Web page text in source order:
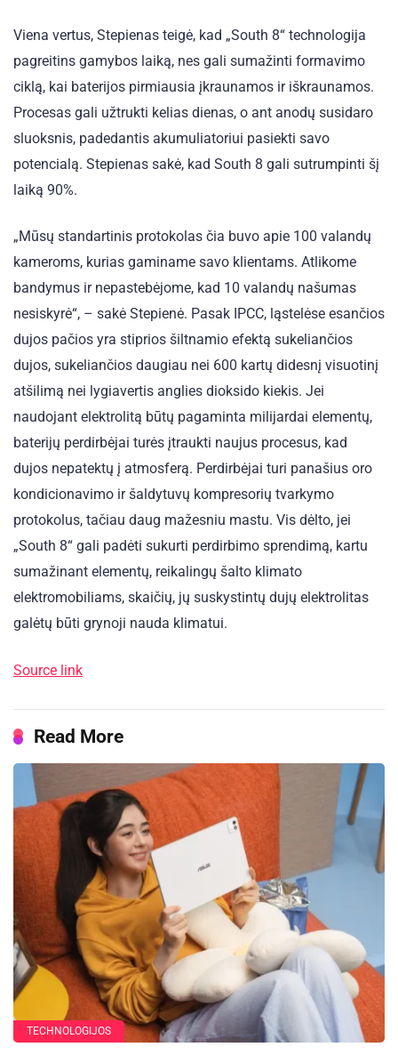
Viena vertus, Stepienas teigė, kad „South 8“ technologija
pagreitins gamybos laiką, nes gali sumažinti formavimo
ciklą, kai baterijos pirmiausia įkraunamos ir iškraunamos.
Procesas gali užtrukti kelias dienas, o ant anodų susidaro
sluoksnis, padedantis akumuliatoriui pasiekti savo
potencialą. Stepienas sakė, kad South 8 gali sutrumpinti šį
laiką 90%.
„Mūsų standartinis protokolas čia buvo apie 100 valandų
kameroms, kurias gaminame savo klientams. Atlikome
bandymus ir nepastebėjome, kad 10 valandų našumas
nesiskyrė“, – sakė Stepienė. Pasak IPCC, ląstelėse esančios
dujos pačios yra stiprios šiltnamio efektą sukeliančios
dujos, sukeliančios daugiau nei 600 kartų didesnį visuotinį
atšilimą nei lygiavertis anglies dioksido kiekis. Jei
naudojant elektrolitą būtų pagaminta milijardai elementų,
baterijų perdirbėjai turės įtraukti naujus procesus, kad
dujos nepatektų į atmosferą. Perdirbėjai turi panašius oro
kondicionavimo ir šaldytuvų kompresorių tvarkymo
protokolus, tačiau daug mažesniu mastu. Vis dėlto, jei
„South 8“ gali padėti sukurti perdirbimo sprendimą, kartu
sumažinant elementų, reikalingų šalto klimato
elektromobiliams, skaičių, jų suskystintų dujų elektrolitas
galėtų būti grynoji nauda klimatui.
Source link
Read More
TECHNOLOGIJOS